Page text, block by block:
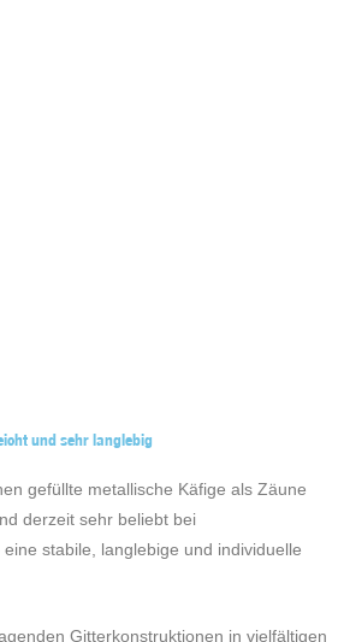
und sehr langlebig
gefüllte metallische Käfige als Zäune
derzeit sehr beliebt bei
stabile, langlebige und individuelle
Gitterkonstruktionen in vielfältigen